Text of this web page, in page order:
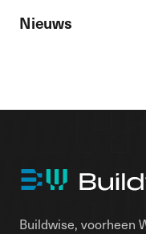
Nieuws
Buildwise, voorheen